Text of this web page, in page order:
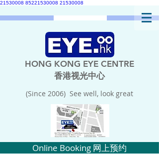
21530008 85221530008 21530008
HONG KONG EYE CENTRE
香港视光中心
(Since 2006) See well, look great
Online Booking 网上预约